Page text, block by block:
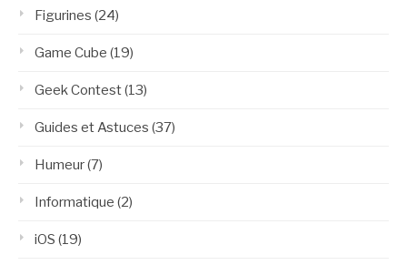
Figurines (24)
Game Cube (19)
Geek Contest(13)
Guides et Astuces (37)
Humeur(7)
Informatique (2)
iOS (19)